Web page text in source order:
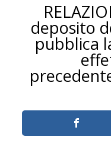
deposito
pubblica